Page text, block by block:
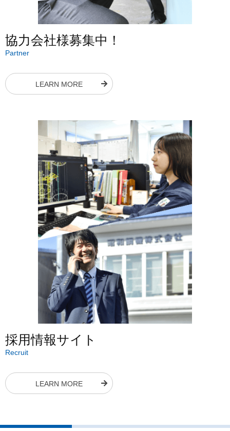
協力会社様募集中！
Partner
LEARN MORE
採用情報サイト
Recruit
LEARN MORE